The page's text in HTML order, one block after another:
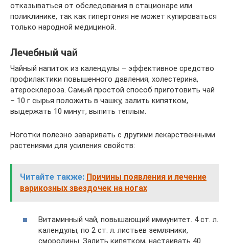
отказываться от обследования в стационаре или
поликлинике, так как гипертония не может купироваться
только народной медициной.
Лечебный чай
Чайный напиток из календулы – эффективное средство
профилактики повышенного давления, холестерина,
атеросклероза. Самый простой способ приготовить чай
– 10 г сырья положить в чашку, залить кипятком,
выдержать 10 минут, выпить теплым.
Ноготки полезно заваривать с другими лекарственными
растениями для усиления свойств:
Читайте также: Причины появления и лечение
варикозных звездочек на ногах
Витаминный чай, повышающий иммунитет. 4 ст. л.
календулы, по 2 ст. л. листьев земляники,
смородины. Залить кипятком, настаивать 40